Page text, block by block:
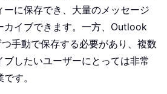
ーに保存でき、大量のメッセージ
カイブできます。一方、Outlook
手動で保存する必要があり、複数
したいユーザーにとっては非常
す。